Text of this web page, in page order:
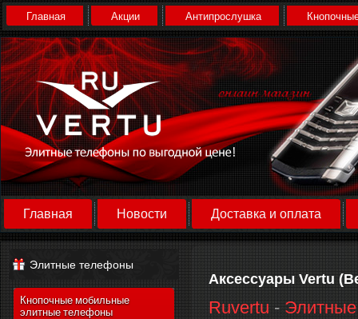
Главная Акции Антипрослушка
Главная Новости Доставка и оплата
Элитные телефоны
Кнопочные мобильные
элитные телефоны
Аксессуары Vertu
Ruvertu -